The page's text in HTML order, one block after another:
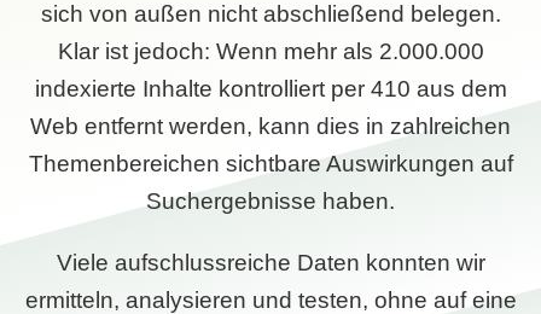
sich von außen nicht abschließend belegen.
Klar ist jedoch: Wenn mehr als 2.000.000
indexierte Inhalte kontrolliert per 410 aus dem
Web entfernt werden, kann dies in zahlreichen
Themenbereichen sichtbare Auswirkungen auf
Suchergebnisse haben.
Viele aufschlussreiche Daten konnten wir
ermitteln, analysieren und testen, ohne auf eine